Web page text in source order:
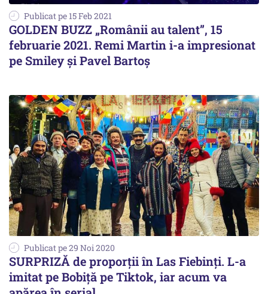
Publicat pe 15 Feb 2021
GOLDEN BUZZ „Românii au talent”, 15
februarie 2021. Remi Martin i-a impresionat
pe Smiley și Pavel Bartoș
Publicat pe 29 Noi 2020
SURPRIZĂ de proporții în Las Fiebinți. L-a
imitat pe Bobiță pe Tiktok, iar acum va